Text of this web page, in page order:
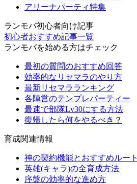
アリーナパーティ特集
ランモバ初心者向け記事
初心者おすすめ記事一覧
ランモバを始める方はチェック
最初の質問のおすすめ回答
効率的なリセマラのやり方
最新リセマラランキング
各陣営のテンプレパーティー
最速で部隊Lv30にする方法
復帰したら何をやるべき？
育成関連情報
神の契約機能とおすすめルート
英雄(キャラ)の全育成方法
序盤の効率的な進め方